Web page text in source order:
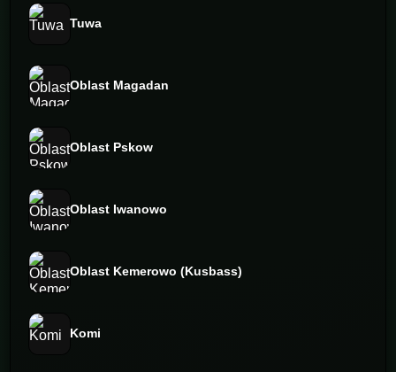
Tuwa
Oblast Magadan
Oblast Pskow
Oblast Iwanowo
Oblast Kemerowo (Kusbass)
Komi